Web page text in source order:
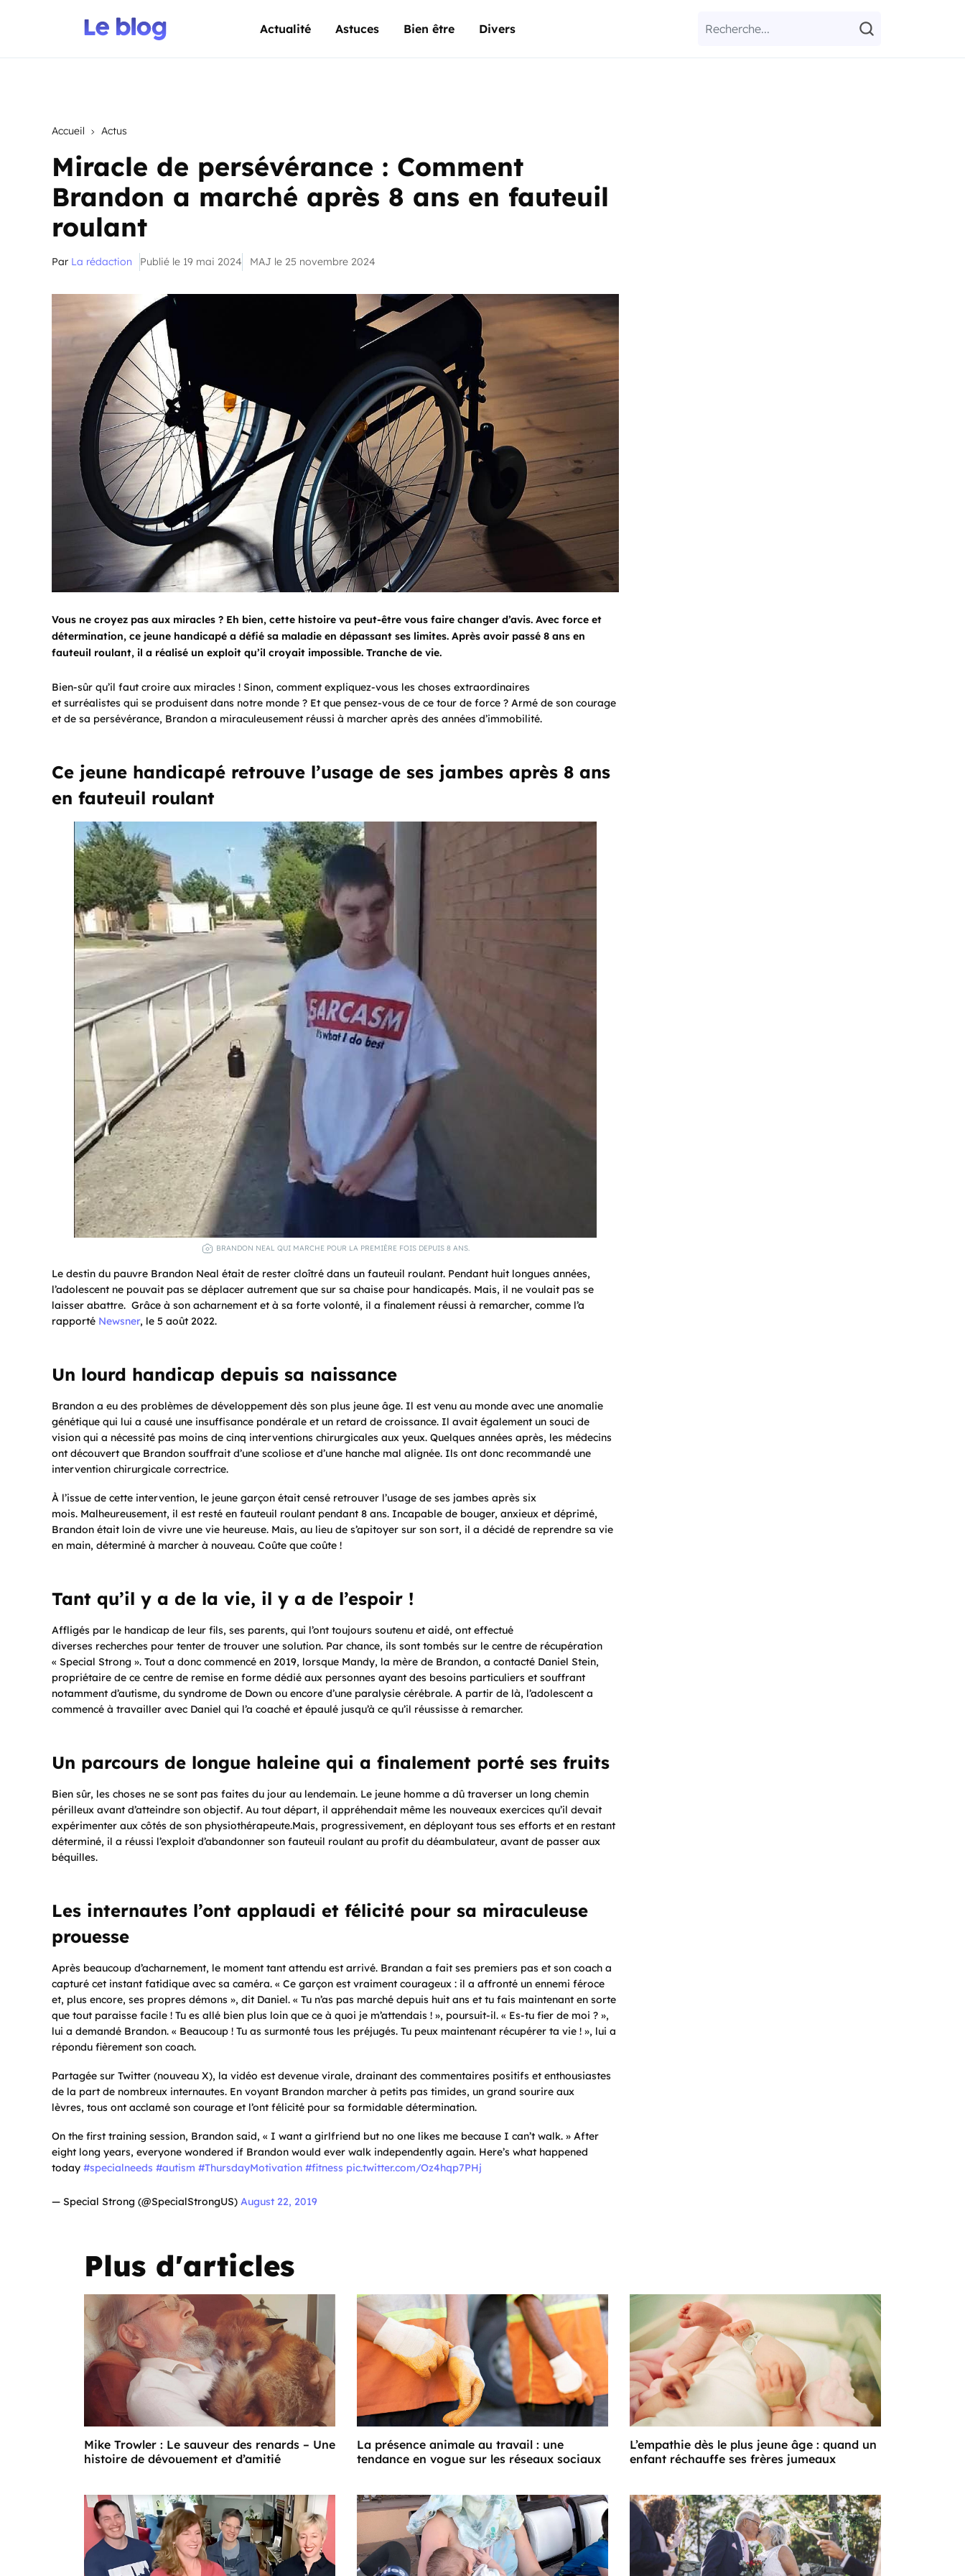
Actualité Astuces Bien être Divers
Accueil Actus
Miracle de persévérance : Comment
Brandon a marché après 8 ans en fauteuil
roulant
Par La rédaction Publié le 19 mai 2024 MAJ le 25 novembre 2024
Vous ne croyez pas aux miracles ? Eh bien, cette histoire va peut-être vous faire changer d’avis. Avec force et
détermination, ce jeune handicapé a défié sa maladie en dépassant ses limites. Après avoir passé 8 ans en
fauteuil roulant, il a réalisé un exploit qu’il croyait impossible. Tranche de vie.
Bien-sûr qu’il faut croire aux miracles ! Sinon, comment expliquez-vous les choses extraordinaires
et surréalistes qui se produisent dans notre monde ? Et que pensez-vous de ce tour de force ? Armé de son courage
et de sa persévérance, Brandon a miraculeusement réussi à marcher après des années d’immobilité.
Ce jeune handicapé retrouve l’usage de ses jambes après 8 ans
en fauteuil roulant
BRANDON NEAL QUI MARCHE POUR LA PREMIÈRE FOIS DEPUIS 8 ANS.
Le destin du pauvre Brandon Neal était de rester cloîtré dans un fauteuil roulant. Pendant huit longues années,
l’adolescent ne pouvait pas se déplacer autrement que sur sa chaise pour handicapés. Mais, il ne voulait pas se
laisser abattre. Grâce à son acharnement et à sa forte volonté, il a finalement réussi à remarcher, comme l’a
rapporté Newsner, le 5 août 2022.
Un lourd handicap depuis sa naissance
Brandon a eu des problèmes de développement dès son plus jeune âge. Il est venu au monde avec une anomalie
génétique qui lui a causé une insuffisance pondérale et un retard de croissance. Il avait également un souci de
vision qui a nécessité pas moins de cinq interventions chirurgicales aux yeux. Quelques années après, les médecins
ont découvert que Brandon souffrait d’une scoliose et d’une hanche mal alignée. Ils ont donc recommandé une
intervention chirurgicale correctrice.
À l’issue de cette intervention, le jeune garçon était censé retrouver l’usage de ses jambes après six
mois. Malheureusement, il est resté en fauteuil roulant pendant 8 ans. Incapable de bouger, anxieux et déprimé,
Brandon était loin de vivre une vie heureuse. Mais, au lieu de s’apitoyer sur son sort, il a décidé de reprendre sa vie
en main, déterminé à marcher à nouveau. Coûte que coûte !
Tant qu’il y a de la vie, il y a de l’espoir !
Affligés par le handicap de leur fils, ses parents, qui l’ont toujours soutenu et aidé, ont effectué
diverses recherches pour tenter de trouver une solution. Par chance, ils sont tombés sur le centre de récupération
« Special Strong ». Tout a donc commencé en 2019, lorsque Mandy, la mère de Brandon, a contacté Daniel Stein,
propriétaire de ce centre de remise en forme dédié aux personnes ayant des besoins particuliers et souffrant
notamment d’autisme, du syndrome de Down ou encore d’une paralysie cérébrale. A partir de là, l’adolescent a
commencé à travailler avec Daniel qui l’a coaché et épaulé jusqu’à ce qu’il réussisse à remarcher.
Un parcours de longue haleine qui a finalement porté ses fruits
Bien sûr, les choses ne se sont pas faites du jour au lendemain. Le jeune homme a dû traverser un long chemin
périlleux avant d’atteindre son objectif. Au tout départ, il appréhendait même les nouveaux exercices qu’il devait
expérimenter aux côtés de son physiothérapeute.Mais, progressivement, en déployant tous ses efforts et en restant
déterminé, il a réussi l’exploit d’abandonner son fauteuil roulant au profit du déambulateur, avant de passer aux
béquilles.
Les internautes l’ont applaudi et félicité pour sa miraculeuse
prouesse
Après beaucoup d’acharnement, le moment tant attendu est arrivé. Brandan a fait ses premiers pas et son coach a
capturé cet instant fatidique avec sa caméra. « Ce garçon est vraiment courageux : il a affronté un ennemi féroce
et, plus encore, ses propres démons », dit Daniel. « Tu n’as pas marché depuis huit ans et tu fais maintenant en sorte
que tout paraisse facile ! Tu es allé bien plus loin que ce à quoi je m’attendais ! », poursuit-il. « Es-tu fier de moi ? »,
lui a demandé Brandon. « Beaucoup ! Tu as surmonté tous les préjugés. Tu peux maintenant récupérer ta vie ! », lui a
répondu fièrement son coach.
Partagée sur Twitter (nouveau X), la vidéo est devenue virale, drainant des commentaires positifs et enthousiastes
de la part de nombreux internautes. En voyant Brandon marcher à petits pas timides, un grand sourire aux
lèvres, tous ont acclamé son courage et l’ont félicité pour sa formidable détermination.
On the first training session, Brandon said, « I want a girlfriend but no one likes me because I can’t walk. » After
eight long years, everyone wondered if Brandon would ever walk independently again. Here’s what happened
today #specialneeds #autism #ThursdayMotivation #fitness pic.twitter.com/Oz4hqp7PHj
— Special Strong (@SpecialStrongUS) August 22, 2019
Plus d'articles
Mike Trowler : Le sauveur des renards – Une
histoire de dévouement et d’amitié
La présence animale au travail : une
tendance en vogue sur les réseaux sociaux
L’empathie dès le plus jeune âge : quand un
enfant réchauffe ses frères jumeaux